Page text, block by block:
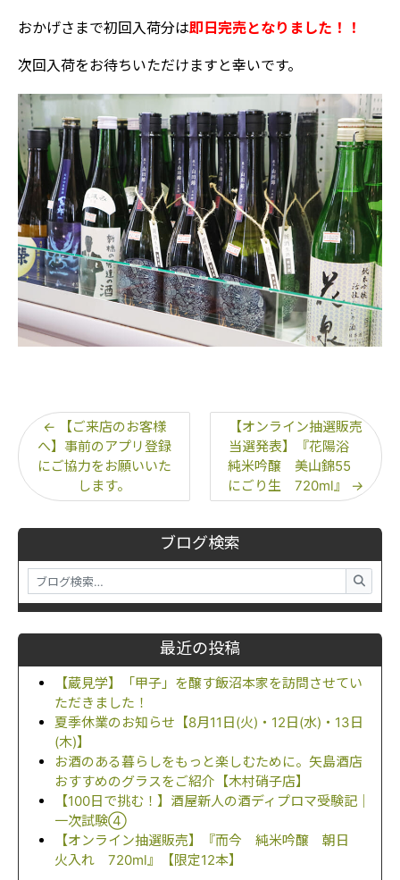
ブログ検索
最近の投稿
【蔵見学】「甲子」を醸す飯沼本家を訪問させてい
ただきました！
夏季休業のお知らせ【8月11日(火)・12日(水)・13日
(木)】
お酒のある暮らしをもっと楽しむために。矢島酒店
おすすめのグラスをご紹介【木村硝子店】
【100日で挑む！】酒屋新人の酒ディプロマ受験記｜
一次試験④
【オンライン抽選販売】『而今 純米吟醸 朝日
火入れ 720ml』【限定12本】
おかげさまで初回入荷分は即日完売となりました！！
次回入荷をお待ちいただけますと幸いです。
← 【ご来店のお客様
へ】事前のアプリ登録
にご協力をお願いいた
します。
【オンライン抽選販売
当選発表】『花陽浴
純米吟醸 美山錦55
にごり生 720ml』 →